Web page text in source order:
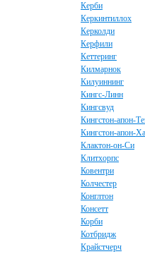
Керби
Керкинтиллох
Керколди
Керфили
Кеттеринг
Килмарнок
Килуиннинг
Кингс-Линн
Кингсвуд
Кингстон-апон-
Кингстон-апон-
Клактон-он-Си
Клитхорпс
Ковентри
Колчестер
Конглтон
Консетт
Корби
Котбридж
Крайстчерч